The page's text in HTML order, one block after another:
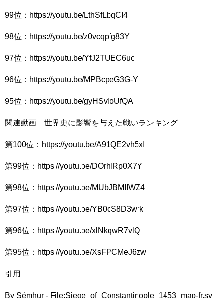
99位：https://youtu.be/LthSfLbqCI4
98位：https://youtu.be/z0vcqpfg83Y
97位：https://youtu.be/YfJ2TUEC6uc
96位：https://youtu.be/MPBcpeG3G-Y
95位：https://youtu.be/gyHSvIoUfQA
関連動画 世界史に影響を与えた戦いランキング
第100位：https://youtu.be/A91QE2vh5xI
第99位：https://youtu.be/DOrhlRp0X7Y
第98位：https://youtu.be/MUbJBMIIWZ4
第97位：https://youtu.be/YB0cS8D3wrk
第96位：https://youtu.be/xlNkqwR7vlQ
第95位：https://youtu.be/XsFPCMeJ6zw
引用
By Sémhur - File:Siege_of_Constantinople_1453_map-fr.sv